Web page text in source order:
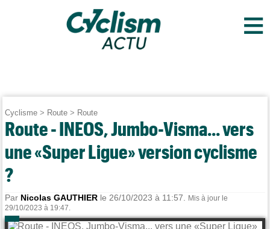
≡
Cyclisme > Route > Route
Route - INEOS, Jumbo-Visma... vers
une «Super Ligue» version cyclisme
?
Par Nicolas GAUTHIER le 26/10/2023 à 11:57.
Mis à jour le
29/10/2023 à 19:47.